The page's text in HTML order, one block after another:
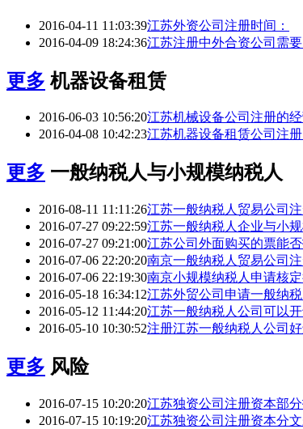
2016-04-11 11:03:39江苏外资公司注册时间：
2016-04-09 18:24:36江苏注册中外合资公司需
更多 机器设备租赁
2016-06-03 10:56:20江苏机械设备公司注册的
2016-04-08 10:42:23江苏机器设备租赁公司注
更多 一般纳税人与小规模纳税人
2016-08-11 11:11:26江苏一般纳税人贸易公司
2016-07-27 09:22:59江苏一般纳税人企业与小
2016-07-27 09:21:00江苏公司外面购买的票能否
2016-07-06 22:20:20南京一般纳税人贸易公司
2016-07-06 22:19:30南京小规模纳税人申请核
2016-05-18 16:34:12江苏外贸公司申请一般纳
2016-05-12 11:44:20江苏一般纳税人公司可以
2016-05-10 10:30:52注册江苏一般纳税人公司
更多 风险
2016-07-15 10:20:20江苏独资公司注册资本部
2016-07-15 10:19:20江苏独资公司注册资本分